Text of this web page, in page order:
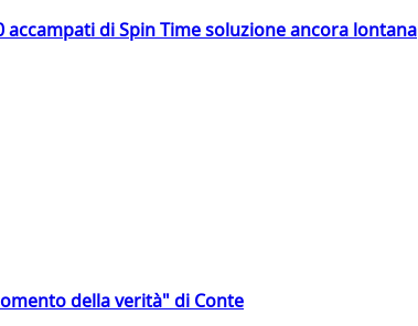
di Spin Time soluzione ancora lontana
della verità" di Conte